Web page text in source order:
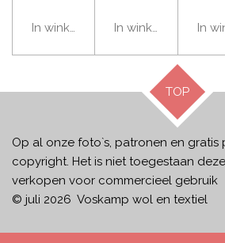
In winkelwagenIn winkelwagenIn
TOP
Op al onze foto`s, patronen en gratis
copyright. Het is niet toegestaan
verkopen voor commercieel gebruik
© juli 2026 Voskamp wol en textiel